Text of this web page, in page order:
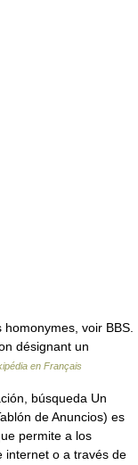
voir BBS.
désignant un
en Français
búsqueda Un
de Anuncios) es
permite a los
internet o a través de